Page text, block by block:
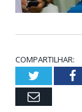
COMPARTILHAR:
Twitter
Email